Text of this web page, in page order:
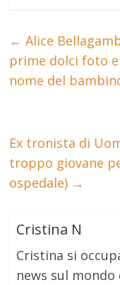
← Alice
prime dolci foto
nome del
Ex tronista di
troppo giovane
ospedale) →
Cristina N
Cristina si
news sul